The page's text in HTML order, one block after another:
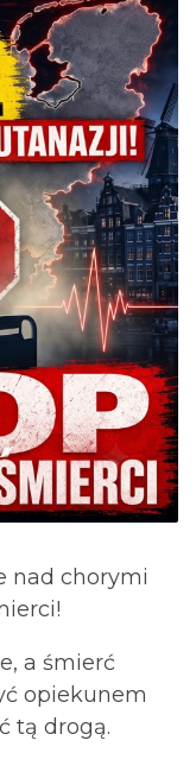
nad chorymi
a śmierć
opiekunem
tą drogą.⁩